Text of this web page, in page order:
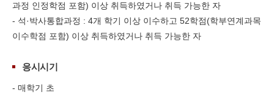
과정 인정학점 포함) 이상 취득하였거나 취득 가능한 자
- 석·박사통합과정 : 4개 학기 이상 이수하고 52학점(학부연계과목
이수학점 포함) 이상 취득하였거나 취득 가능한 자
응시시기
- 매학기 초